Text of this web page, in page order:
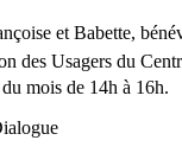
et Babette,
des Usagers du
mois de 14h à 16h.